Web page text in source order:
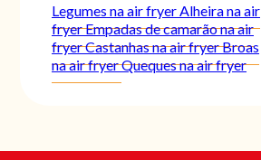
Legumes na air fryer Alheira na air
fryerEmpadas de camarão na air
fryerCastanhas na air fryerBroas
na air fryerQueques na air fryer